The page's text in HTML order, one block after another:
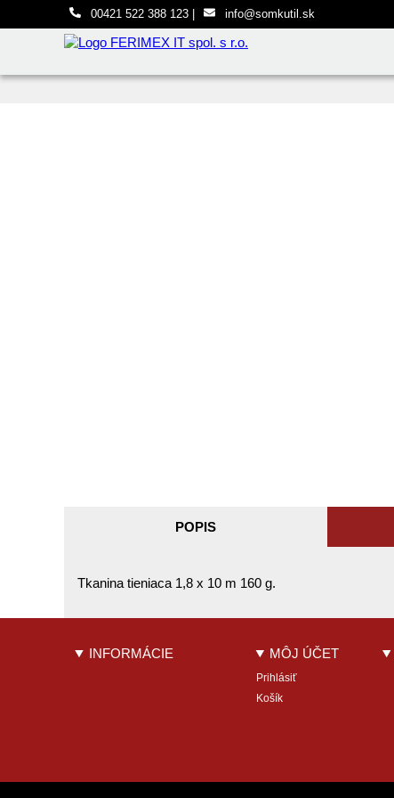
Preskočiť na hlavný obsah
00421 522 388 123 info@somkutil.sk
POPIS
Tkanina tieniaca 1,8 x 10 m 160 g.
INFORMÁCIE MÔJ ÚČET
Prihlásiť
Košík